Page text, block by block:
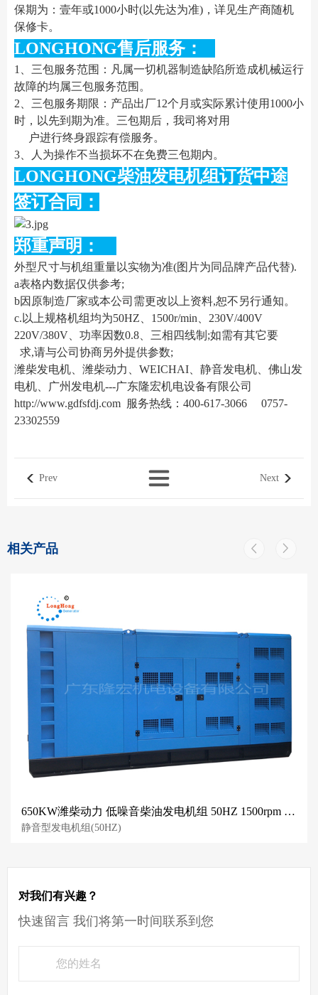
保期为：壹年或1000小时(以先达为准)，详见生产商随机
保修卡。
LONGHONG售后服务：
1、三包服务范围：凡属一切机器制造缺陷所造成机械运行
故障的均属三包服务范围。
2、三包服务期限：产品出厂12个月或实际累计使用1000小
时，以先到期为准。三包期后，我司将对用
户进行终身跟踪有偿服务。
3、人为操作不当损坏不在免费三包期内。
LONGHONG柴油发电机组订货中途
签订合同：
郑重声明：
外型尺寸与机组重量以实物为准(图片为同品牌产品代替).
a表格内数据仅供参考;
b因原制造厂家或本公司需更改以上资料,恕不另行通知。
c.以上规格机组均为50HZ、1500r/min、230V/400V
220V/380V、功率因数0.8、三相四线制;如需有其它要
求,请与公司协商另外提供参数;
潍柴发电机、潍柴动力、WEICHAI、静音发电机、佛山发
电机、广州发电机---广东隆宏机电设备有限公司
http://www.gdfsfdj.com 服务热线：400-617-3066 0757-
23302559
Prev Next
相关产品
650KW潍柴动力 低噪音柴油发电机组 50HZ 1500rpm 潍柴发电机
静音型发电机组(50HZ)
对我们有兴趣？
快速留言 我们将第一时间联系到您